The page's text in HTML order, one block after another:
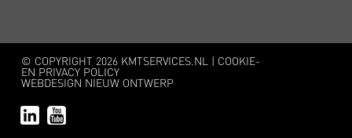
© COPYRIGHT 2026 KMTSERVICES.NL | COOKIE-
EN PRIVACY POLICY
WEBDESIGN NIEUW ONTWERP